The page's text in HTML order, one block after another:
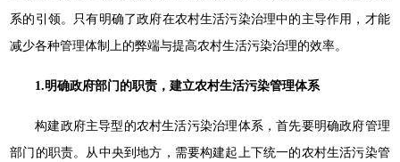
系的引领。只有明确了政府在农村生活污染治理中的主导作用，才能
减少各种管理体制上的弊端与提高农村生活污染治理的效率。
1.明确政府部门的职责，建立农村生活污染管理体系
构建政府主导型的农村生活污染治理体系，首先要明确政府管理
部门的职责。从中央到地方，需要构建起上下统一的农村生活污染管